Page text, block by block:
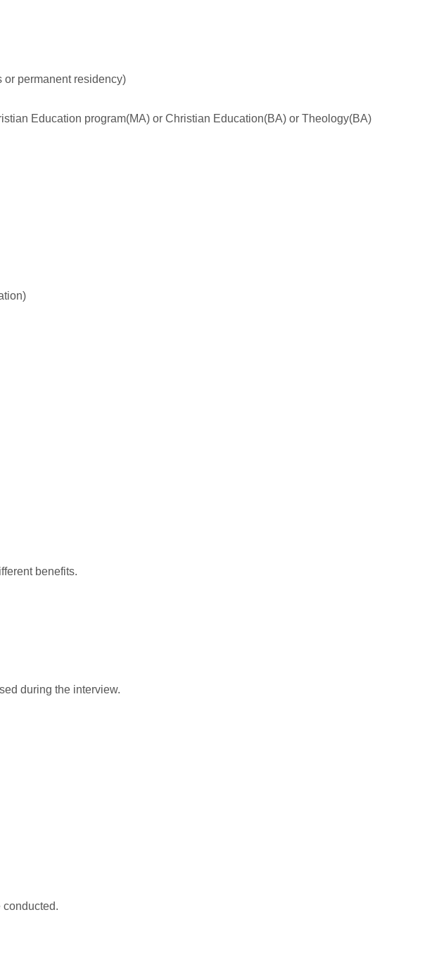
permanent residency)
Education program(MA) or Christian Education(BA) or Theology(BA)
benefits.
during the interview.